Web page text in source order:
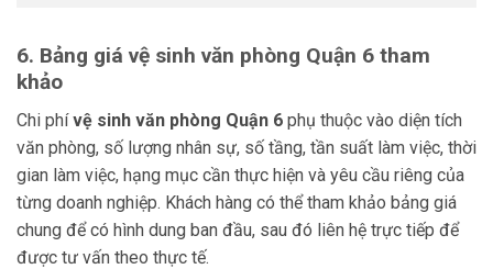
6. Bảng giá vệ sinh văn phòng Quận 6 tham
khảo
Chi phívệ sinh văn phòng Quận 6 phụ thuộc vào diện tích
văn phòng, số lượng nhân sự, số tầng, tần suất làm việc, thời
gian làm việc, hạng mục cần thực hiện và yêu cầu riêng của
từng doanh nghiệp. Khách hàng có thể tham khảo bảng giá
chung để có hình dung ban đầu, sau đó liên hệ trực tiếp để
được tư vấn theo thực tế.